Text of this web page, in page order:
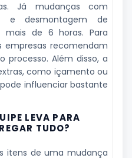
Já mudanças com
e desmontagem de
mais de 6 horas. Para
empresas recomendam
processo. Além disso, a
como içamento ou
influenciar bastante
LEVA PARA
TUDO?
itens de uma mudança